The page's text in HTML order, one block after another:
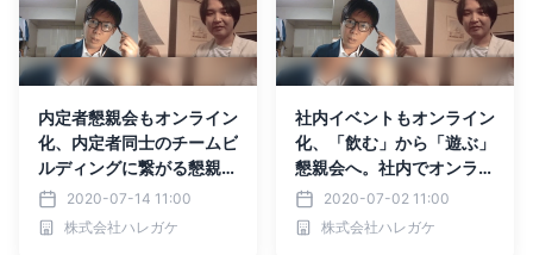
内定者懇親会もオンライン
化、内定者同士のチームビ
ルディングに繋がる懇親会
へ。企業向けオンライン謎
解きゲーム、株式会社ハレ
ガケが提供
2020-07-14 11:00
株式会社ハレガケ
社内イベントもオンライン
化、「飲む」から「遊ぶ」
懇親会へ。社内でオンライ
ン謎解きゲーム、３密回避
しフルリモートで開催可能
2020-07-02 11:00
株式会社ハレガケ